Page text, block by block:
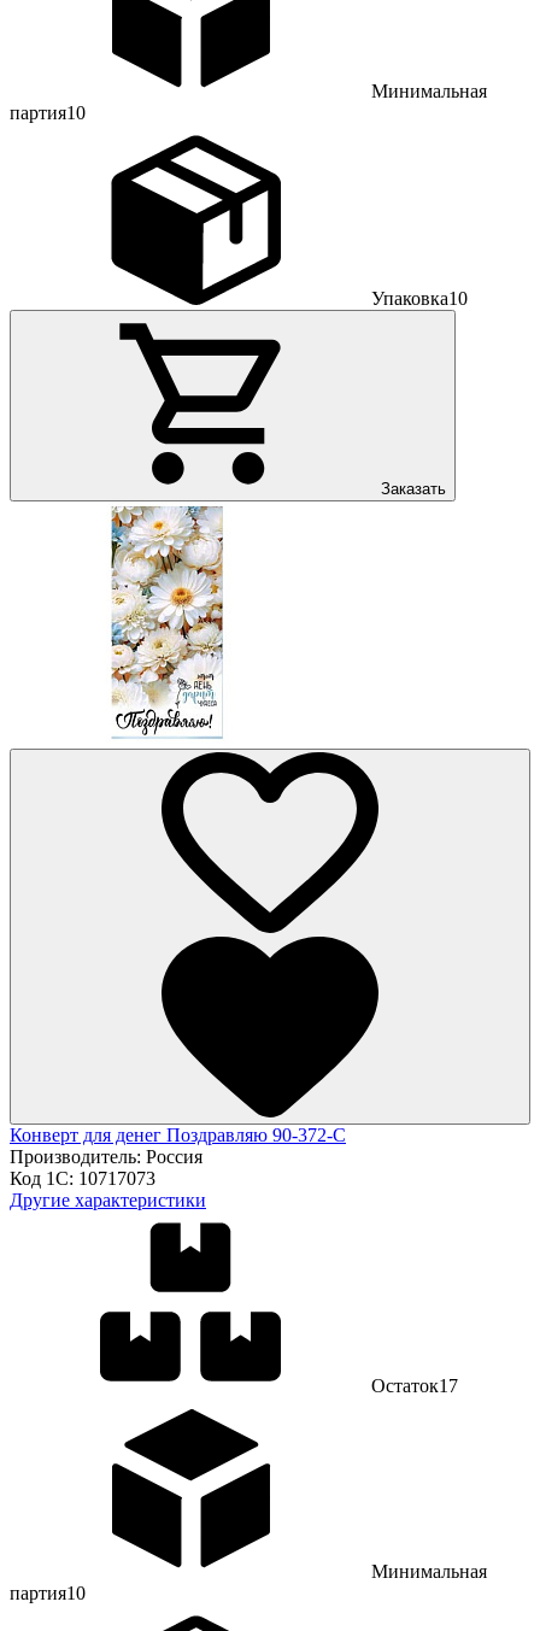
Минимальная
партия10
Упаковка10
Заказать
Конверт для денег Поздравляю 90-372-С
Производитель: Россия
Код 1С: 10717073
Другие характеристики
Остаток17
Минимальная
партия10